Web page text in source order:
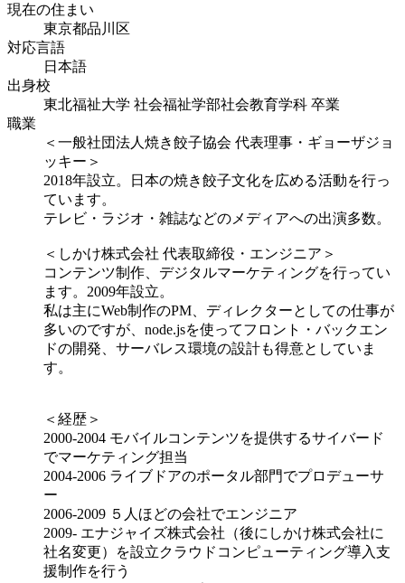
現在の住まい
東京都品川区
対応言語
日本語
出身校
東北福祉大学 社会福祉学部社会教育学科 卒業
職業
＜一般社団法人焼き餃子協会 代表理事・ギョーザジョ
ッキー＞
2018年設立。日本の焼き餃子文化を広める活動を行っ
ています。
テレビ・ラジオ・雑誌などのメディアへの出演多数。
＜しかけ株式会社 代表取締役・エンジニア＞
コンテンツ制作、デジタルマーケティングを行ってい
ます。2009年設立。
私は主にWeb制作のPM、ディレクターとしての仕事が
多いのですが、node.jsを使ってフロント・バックエン
ドの開発、サーバレス環境の設計も得意としていま
す。
＜経歴＞
2000-2004 モバイルコンテンツを提供するサイバード
でマーケティング担当
2004-2006 ライブドアのポータル部門でプロデューサ
ー
2006-2009 ５人ほどの会社でエンジニア
2009- エナジャイズ株式会社（後にしかけ株式会社に
社名変更）を設立クラウドコンピューティング導入支
援制作を行う